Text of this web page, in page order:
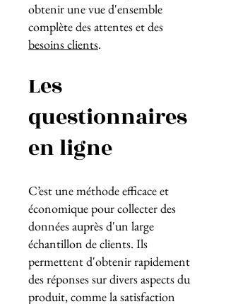
obtenir une vue d'ensemble
complète des attentes et des
besoins clients.
Les
questionnaires
en ligne
C’est une méthode efficace et
économique pour collecter des
données auprès d'un large
échantillon de clients. Ils
permettent d'obtenir rapidement
des réponses sur divers aspects du
produit, comme la satisfaction